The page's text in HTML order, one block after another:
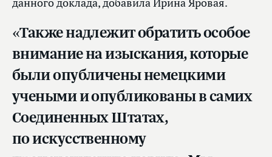
данного доклада, добавила Ирина Яровая.
«Также надлежит обратить особое
внимание на изыскания, которые
были опубличены немецкими
учеными и опубликованы в самих
Соединенных Штатах,
по искусственному